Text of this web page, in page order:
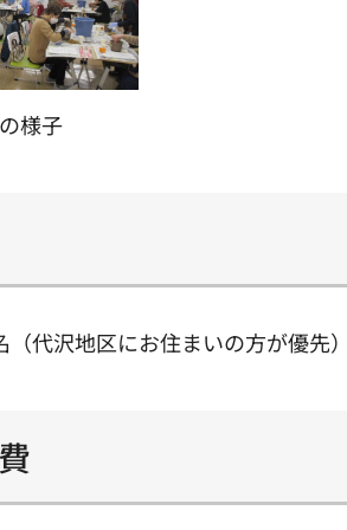
様子
（代沢地区にお住まいの方が優先